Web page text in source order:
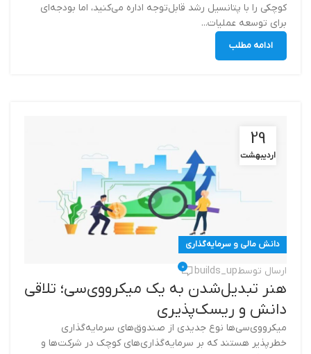
کوچکی را با پتانسیل رشد قابل‌توجه اداره می‌کنید، اما بودجه‌ای
برای توسعه عملیات...
ادامه مطلب
29
اردیبهشت
دانش مالی و سرمایه‌گذاری
ارسال توسطbuilds_up
0
هنر تبدیل‌شدن به یک میکرو‌وی‌سی؛ تلاقی
دانش و ریسک‌پذیری
میکرووی‌سی‌ها نوع جدیدی از صندوق‌های سرمایه‌گذاری
خطرپذیر هستند که بر سرمایه‌گذاری‌های کوچک در شرکت‌ها و